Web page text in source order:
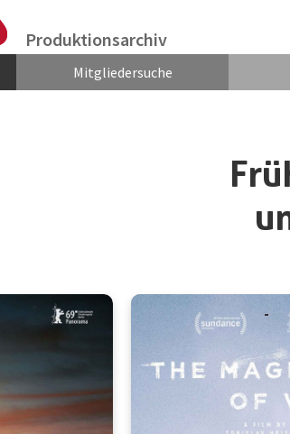
Produktionsarchiv
Mitgliedersuche